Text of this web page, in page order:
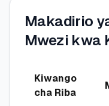
🎯Tafuta
Makadirio
Mwezi kwa
Kiwango
cha Riba